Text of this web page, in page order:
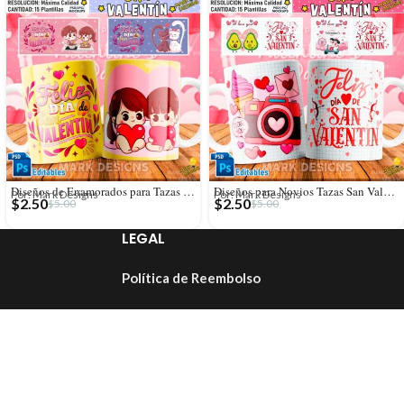
Diseños de Enamorados para Tazas San Valentín
Por: Mark Designs
$5.00
$2.50
Diseños para Novios Tazas San Valentín
Por: Mark Designs
$5.00
$2.50
LEGAL
Política de Reembolso